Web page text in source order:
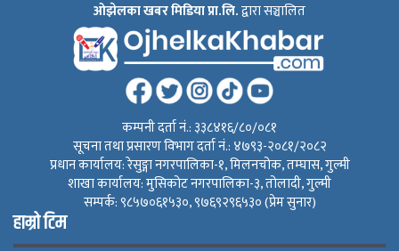
ओझेलका खबर मिडिया प्रा.लि.द्वारा सञ्चालित
कम्पनी दर्ता नं.: ३३८४१६/८०/०८१
सूचना तथा प्रसारण विभाग दर्ता नं.: ४७९३-२०८१/२०८२
प्रधान कार्यालय: रेसुङ्गा नगरपालिका-१, मिलनचोक, तम्घास, गुल्मी
शाखा कार्यालय: मुसिकोट नगरपालिका-३, तोलादी, गुल्मी
सम्पर्क: ९८५७०६१५३०, ९७६९२९६५३० (प्रेम सुनार)
हाम्रो टिम